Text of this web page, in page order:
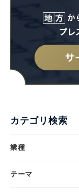
カテゴリ検索
業種
テーマ